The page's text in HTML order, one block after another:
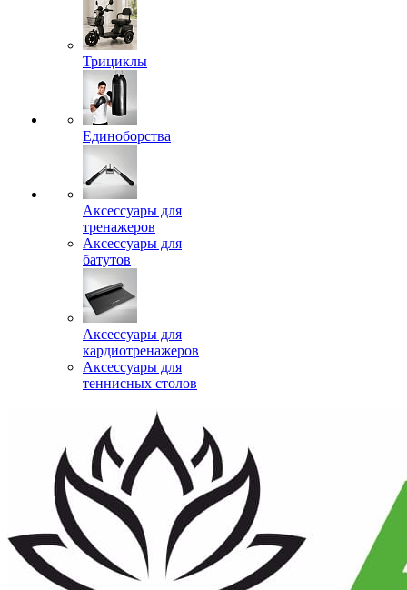
Трициклы
Единоборства
Аксессуары для
тренажеров
Аксессуары для
батутов
Аксессуары для
кардиотренажеров
Аксессуары для
теннисных столов